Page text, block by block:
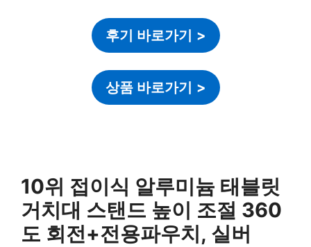
후기 바로가기 >
상품 바로가기 >
10위 접이식 알루미늄 태블릿
거치대 스탠드 높이 조절 360
도 회전+전용파우치, 실버